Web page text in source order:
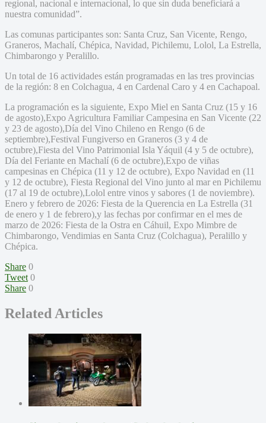
regional, nacional e internacional, lo que sin duda beneficiará a
nuestra comunidad”.
Las comunas participantes son: Santa Cruz, San Vicente, Rengo,
Graneros, Machalí, Chépica, Navidad, Pichilemu, Lolol, La Estrella,
Chimbarongo y Peralillo.
Un total de 16 actividades están programadas en las tres provincias
de la región: 8 en Colchagua, 4 en Cardenal Caro y 4 en Cachapoal.
La programación es la siguiente, Expo Miel en Santa Cruz (15 y 16
de agosto),Expo Agricultura Familiar Campesina en San Vicente (22
y 23 de agosto),Día del Vino Chileno en Rengo (6 de
septiembre),Festival Fungiverso en Graneros (3 y 4 de
octubre),Fiesta del Vino Patrimonial Isla Yáquil (4 y 5 de octubre),
Día del Feriante en Machalí (6 de octubre),Expo de viñas
campesinas en Chépica (11 y 12 de octubre), Expo Navidad en (11
y 12 de octubre), Fiesta Regional del Vino junto al mar en Pichilemu
(17 al 19 de octubre),Lolol entre vinos y sabores (1 de noviembre).
Enero y febrero de 2026: Fiesta de la Querencia en La Estrella (31
de enero y 1 de febrero),y las fechas por confirmar en el mes de
marzo de 2026: Fiesta de la Ostra en Cáhuil, Expo Mimbre de
Chimbarongo, Vendimias en Santa Cruz (Colchagua), Peralillo y
Chépica.
Share 0
Tweet 0
Share 0
Related Articles